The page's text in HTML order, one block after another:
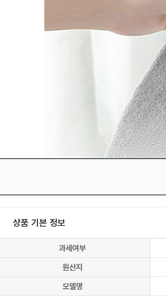
상품 기본 정보
과세여부
원산지
모델명